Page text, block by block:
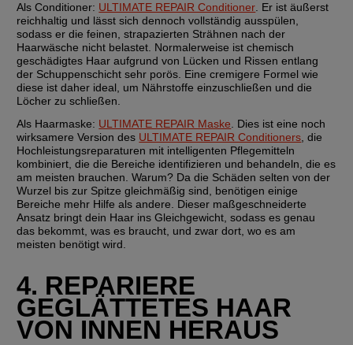
Als Conditioner: ULTIMATE REPAIR Conditioner . Er ist äußerst
reichhaltig und lässt sich dennoch vollständig ausspülen,
sodass er die feinen, strapazierten Strähnen nach der
Haarwäsche nicht belastet. Normalerweise ist chemisch
geschädigtes Haar aufgrund von Lücken und Rissen entlang
der Schuppenschicht sehr porös. Eine cremigere Formel wie
diese ist daher ideal, um Nährstoffe einzuschließen und die
Löcher zu schließen.
Als Haarmaske: ULTIMATE REPAIR Maske . Dies ist eine noch
wirksamere Version des ULTIMATE REPAIR Conditioners , die
Hochleistungsreparaturen mit intelligenten Pflegemitteln
kombiniert, die die Bereiche identifizieren und behandeln, die es
am meisten brauchen. Warum? Da die Schäden selten von der
Wurzel bis zur Spitze gleichmäßig sind, benötigen einige
Bereiche mehr Hilfe als andere. Dieser maßgeschneiderte
Ansatz bringt dein Haar ins Gleichgewicht, sodass es genau
das bekommt, was es braucht, und zwar dort, wo es am
meisten benötigt wird.
4. REPARIERE
GEGLÄTTETES HAAR
VON INNEN HERAUS